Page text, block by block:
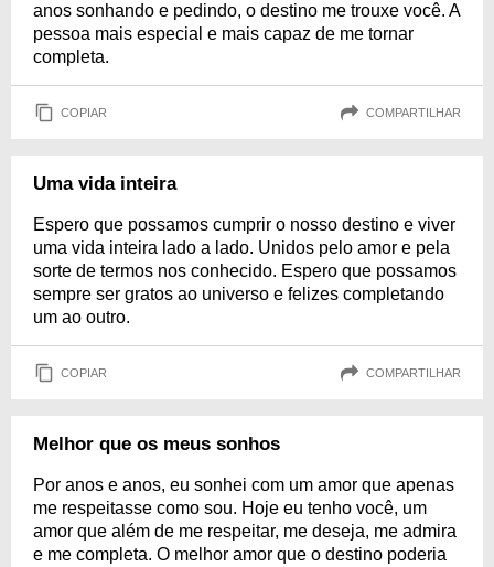
anos sonhando e pedindo, o destino me trouxe você. A
pessoa mais especial e mais capaz de me tornar
completa.
COPIAR COMPARTILHAR
Uma vida inteira
Espero que possamos cumprir o nosso destino e viver
uma vida inteira lado a lado. Unidos pelo amor e pela
sorte de termos nos conhecido. Espero que possamos
sempre ser gratos ao universo e felizes completando
um ao outro.
COPIAR COMPARTILHAR
Melhor que os meus sonhos
Por anos e anos, eu sonhei com um amor que apenas
me respeitasse como sou. Hoje eu tenho você, um
amor que além de me respeitar, me deseja, me admira
e me completa. O melhor amor que o destino poderia